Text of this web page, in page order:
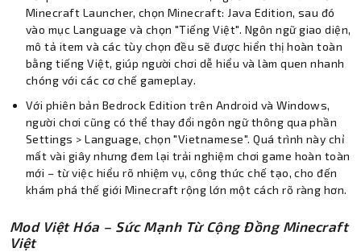
Minecraft Launcher, chọn Minecraft: Java Edition, sau đó
vào mục Language và chọn "Tiếng Việt". Ngôn ngữ giao diện,
mô tả item và các tùy chọn đều sẽ được hiển thị hoàn toàn
bằng tiếng Việt, giúp người chơi dễ hiểu và làm quen nhanh
chóng với các cơ chế gameplay.
Với phiên bản Bedrock Edition trên Android và Windows,
người chơi cũng có thể thay đổi ngôn ngữ thông qua phần
Settings > Language, chọn "Vietnamese". Quá trình này chỉ
mất vài giây nhưng đem lại trải nghiệm chơi game hoàn toàn
mới – từ việc hiểu rõ nhiệm vụ, công thức chế tạo, cho đến
khám phá thế giới Minecraft rộng lớn một cách rõ ràng hơn.
Mod Việt Hóa – Sức Mạnh Từ Cộng Đồng Minecraft
Việt